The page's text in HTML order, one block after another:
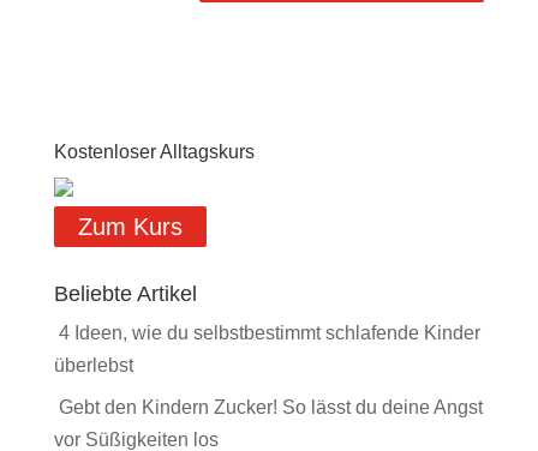
Kostenloser Alltagskurs
Zum Kurs
Beliebte Artikel
4 Ideen, wie du selbstbestimmt schlafende Kinder
überlebst
Gebt den Kindern Zucker! So lässt du deine Angst
vor Süßigkeiten los